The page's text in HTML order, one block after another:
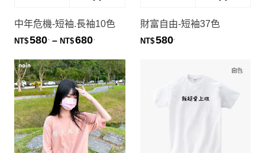
中年危機-短袖.長袖10色
NT$580 – NT$680價格範圍：NT$580. 到 NT$680.
財富自由-短袖37色
NT$580